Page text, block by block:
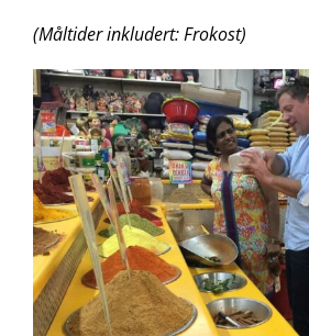
(Måltider inkludert: Frokost)